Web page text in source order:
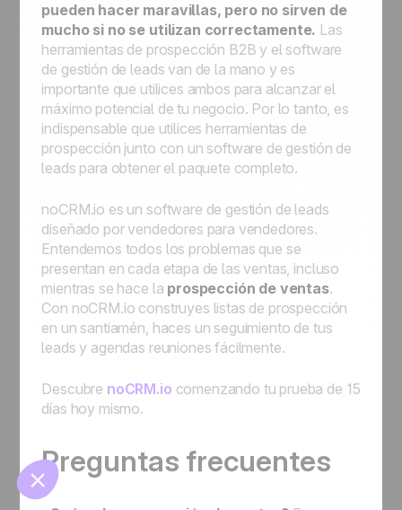
🍪
pueden hacer maravillas, pero no sirven de
mucho si no se utilizan correctamente. Las
herramientas de prospección B2B y el software
de gestión de leads van de la mano y es
importante que utilices ambos para alcanzar el
máximo potencial de tu negocio. Por lo tanto, es
indispensable que utilices herramientas de
prospección junto con un software de gestión de
leads para obtener el paquete completo.
noCRM.io es un software de gestión de leads
diseñado por vendedores para vendedores.
Entendemos todos los problemas que se
presentan en cada etapa de las ventas, incluso
mientras se hace la prospección de ventas.
Con noCRM.io construyes listas de prospección
en un santiamén, haces un seguimiento de tus
leads y agendas reuniones fácilmente.
Descubre noCRM.io comenzando tu prueba de 15
días hoy mismo.
Preguntas frecuentes